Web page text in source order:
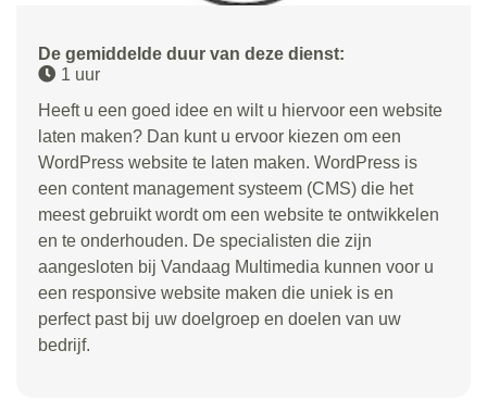
De gemiddelde duur van deze dienst:
1 uur
Heeft u een goed idee en wilt u hiervoor een website
laten maken? Dan kunt u ervoor kiezen om een
WordPress website te laten maken. WordPress is
een content management systeem (CMS) die het
meest gebruikt wordt om een website te ontwikkelen
en te onderhouden. De specialisten die zijn
aangesloten bij Vandaag Multimedia kunnen voor u
een responsive website maken die uniek is en
perfect past bij uw doelgroep en doelen van uw
bedrijf.